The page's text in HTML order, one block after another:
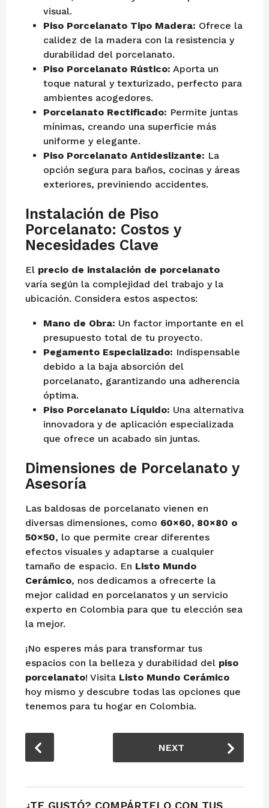
visual.
Piso Porcelanato Tipo Madera: Ofrece la
calidez de la madera con la resistencia y
durabilidad del porcelanato.
Piso Porcelanato Rústico: Aporta un
toque natural y texturizado, perfecto para
ambientes acogedores.
Porcelanato Rectificado: Permite juntas
mínimas, creando una superficie más
uniforme y elegante.
Piso Porcelanato Antideslizante: La
opción segura para baños, cocinas y áreas
exteriores, previniendo accidentes.
Instalación de Piso
Porcelanato: Costos y
Necesidades Clave
El precio de instalación de porcelanato
varía según la complejidad del trabajo y la
ubicación. Considera estos aspectos:
Mano de Obra: Un factor importante en el
presupuesto total de tu proyecto.
Pegamento Especializado: Indispensable
debido a la baja absorción del
porcelanato, garantizando una adherencia
óptima.
Piso Porcelanato Líquido: Una alternativa
innovadora y de aplicación especializada
que ofrece un acabado sin juntas.
Dimensiones de Porcelanato y
Asesoría
Las baldosas de porcelanato vienen en
diversas dimensiones, como 60×60, 80×80 o
50×50, lo que permite crear diferentes
efectos visuales y adaptarse a cualquier
tamaño de espacio. En Listo Mundo
Cerámico, nos dedicamos a ofrecerte la
mejor calidad en porcelanatos y un servicio
experto en Colombia para que tu elección sea
la mejor.
¡No esperes más para transformar tus
espacios con la belleza y durabilidad del piso
porcelanato! Visita Listo Mundo Cerámico
hoy mismo y descubre todas las opciones que
tenemos para tu hogar en Colombia.
o
P
NEXT